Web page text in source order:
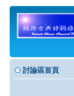
討論區首頁